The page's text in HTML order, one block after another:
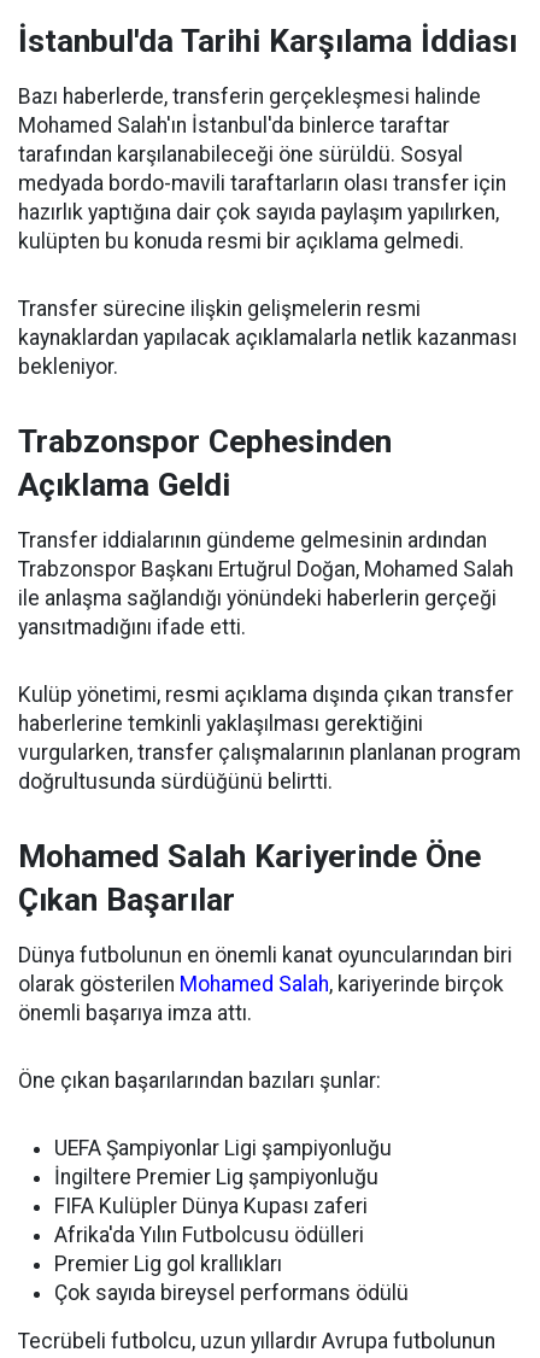
İstanbul'da Tarihi Karşılama İddiası
Bazı haberlerde, transferin gerçekleşmesi halinde
Mohamed Salah'ın İstanbul'da binlerce taraftar
tarafından karşılanabileceği öne sürüldü. Sosyal
medyada bordo-mavili taraftarların olası transfer için
hazırlık yaptığına dair çok sayıda paylaşım yapılırken,
kulüpten bu konuda resmi bir açıklama gelmedi.
Transfer sürecine ilişkin gelişmelerin resmi
kaynaklardan yapılacak açıklamalarla netlik kazanması
bekleniyor.
Trabzonspor Cephesinden
Açıklama Geldi
Transfer iddialarının gündeme gelmesinin ardından
Trabzonspor Başkanı Ertuğrul Doğan, Mohamed Salah
ile anlaşma sağlandığı yönündeki haberlerin gerçeği
yansıtmadığını ifade etti.
Kulüp yönetimi, resmi açıklama dışında çıkan transfer
haberlerine temkinli yaklaşılması gerektiğini
vurgularken, transfer çalışmalarının planlanan program
doğrultusunda sürdüğünü belirtti.
Mohamed Salah Kariyerinde Öne
Çıkan Başarılar
Dünya futbolunun en önemli kanat oyuncularından biri
olarak gösterilen Mohamed Salah, kariyerinde birçok
önemli başarıya imza attı.
Öne çıkan başarılarından bazıları şunlar:
UEFA Şampiyonlar Ligi şampiyonluğu
İngiltere Premier Lig şampiyonluğu
FIFA Kulüpler Dünya Kupası zaferi
Afrika'da Yılın Futbolcusu ödülleri
Premier Lig gol krallıkları
Çok sayıda bireysel performans ödülü
Tecrübeli futbolcu, uzun yıllardır Avrupa futbolunun